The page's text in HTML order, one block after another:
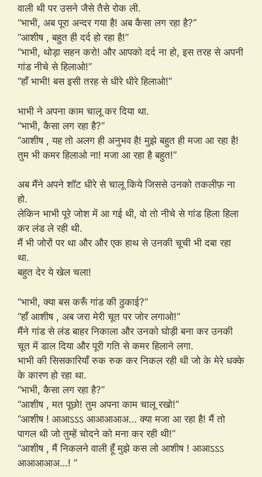
वाली थी पर उसने जैसे तैसे रोक ली.
“भाभी, अब पूरा अन्दर गया है! अब कैसा लग रहा है?”
“आशीष , बहुत ही दर्द हो रहा है!”
“भाभी, थोड़ा सहन करो! और आपको दर्द ना हो, इस तरह से अपनी
गांड नीचे से हिलाओ!”
“हाँ भाभी! बस इसी तरह से धीरे धीरे हिलाओ!”
भाभी ने अपना काम चालू कर दिया था.
“भाभी, कैसा लग रहा है?”
“आशीष , यह तो अलग ही अनुभव है! मुझे बहुत ही मजा आ रहा है!
तुम भी कमर हिलाओ ना! मजा आ रहा है बहुत!”
अब मैंने अपने शॉट धीरे से चालू किये जिससे उनको तकलीफ़ ना
हो.
लेकिन भाभी पूरे जोश में आ गई थी, वो तो नीचे से गांड हिला हिला
कर लंड ले रही थी.
मैं भी जोरों पर था और और एक हाथ से उनकी चूची भी दबा रहा
था.
बहुत देर ये खेल चला!
“भाभी, क्या बस करूँ गांड की ठुकाई?”
“हाँ आशीष , अब जरा मेरी चूत पर जोर लगाओ!”
मैंने गांड से लंड बाहर निकाला और उनको घोड़ी बना कर उनकी
चूत में डाल दिया और पूरी गति से कमर हिलाने लगा.
भाभी की सिसकारियाँ रुक रुक कर निकल रही थी जो के मेरे धक्के
के कारण हो रहा था.
“भाभी, कैसा लग रहा है?”
“आशीष , मत पूछो! तुम अपना काम चालू रखो!”
“आशीष ! आआऽऽऽ आआआआअ… क्या मजा आ रहा है! मैं तो
पागल थी जो तुम्हें चोदने को मना कर रही थी!”
“आशीष , मैं निकलने वाली हूँ मुझे कस लो आशीष ! आआऽऽऽ
आआआआअ…! ”